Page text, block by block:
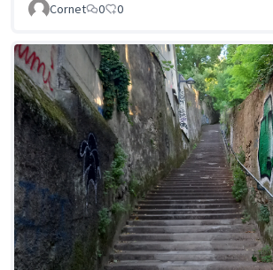
Cornet
0 0